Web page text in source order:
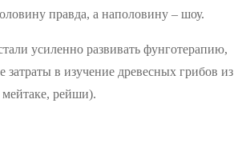
правда, а наполовину – шоу.
усиленно развивать фунготерапию,
затраты в изучение древесных грибов из
рейши).